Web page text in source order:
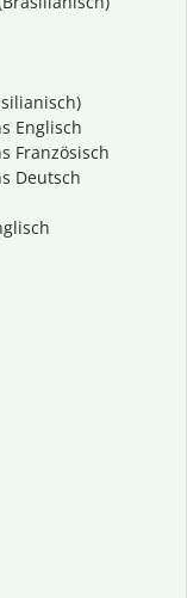
Englisch
Französisch
Deutsch